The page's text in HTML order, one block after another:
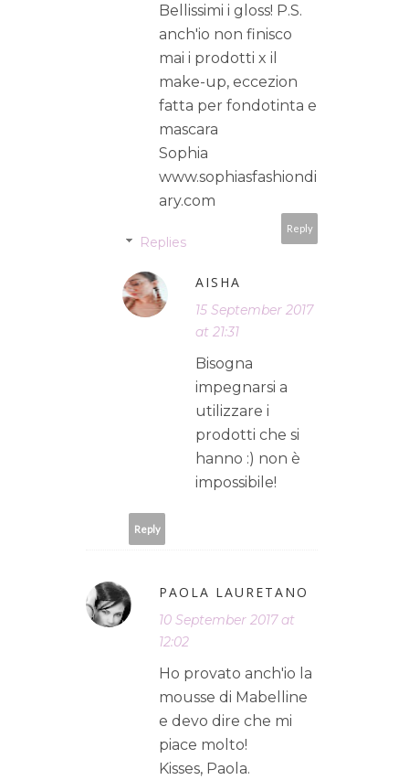
Bellissimi i gloss! P.S.
anch'io non finisco
mai i prodotti x il
make-up, eccezion
fatta per fondotinta e
mascara
Sophia
www.sophiasfashiondi
ary.com
Reply
Replies
AISHA
15 September 2017
at 21:31
Bisogna
impegnarsi a
utilizzare i
prodotti che si
hanno :) non è
impossibile!
Reply
PAOLA LAURETANO
10 September 2017 at
12:02
Ho provato anch'io la
mousse di Mabelline
e devo dire che mi
piace molto!
Kisses, Paola.